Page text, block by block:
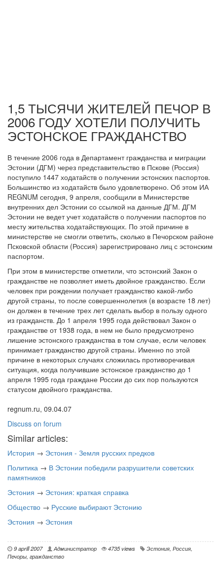
1,5 ТЫСЯЧИ ЖИТЕЛЕЙ ПЕЧОР В
2006 ГОДУ ХОТЕЛИ ПОЛУЧИТЬ
ЭСТОНСКОЕ ГРАЖДАНСТВО
В течение 2006 года в Департамент гражданства и миграции
Эстонии (ДГМ) через представительство в Пскове (Россия)
поступило 1447 ходатайств о получении эстонских паспортов.
Большинство из ходатайств было удовлетворено. Об этом ИА
REGNUM сегодня, 9 апреля, сообщили в Министерстве
внутренних дел Эстонии со ссылкой на данные ДГМ. ДГМ
Эстонии не ведет учет ходатайств о получении паспортов по
месту жительства ходатайствующих. По этой причине в
министерстве не смогли ответить, сколько в Печорском районе
Псковской области (Россия) зарегистрировано лиц с эстонским
паспортом.
При этом в министерстве отметили, что эстонский Закон о
гражданстве не позволяет иметь двойное гражданство. Если
человек при рождении получает гражданство какой-либо
другой страны, то после совершеннолетия (в возрасте 18 лет)
он должен в течение трех лет сделать выбор в пользу одного
из гражданств. До 1 апреля 1995 года действовал Закон о
гражданстве от 1938 года, в нем не было предусмотрено
лишение эстонского гражданства в том случае, если человек
принимает гражданство другой страны. Именно по этой
причине в некоторых случаях сложилась противоречивая
ситуация, когда получившие эстонское гражданство до 1
апреля 1995 года граждане России до сих пор пользуются
статусом двойного гражданства.
regnum.ru, 09.04.07
Discuss on forum
Similar articles:
История → Эстония - Земля русских предков
Политика → В Эстонии победили разрушители советских
памятников
Эстония → Эстония: краткая справка
Общество → Русские выбирают Эстонию
Эстония → Эстония
9 aprill 2007 Администратор 4735 views Эстония, Россия,
Печоры, гражданство